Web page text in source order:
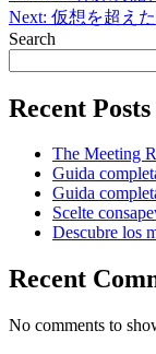
Next: 仮想を超え
Search
Recent Posts
The Meeting
Guida
Guida
Scelte
Descubre los
Recent
No comments to